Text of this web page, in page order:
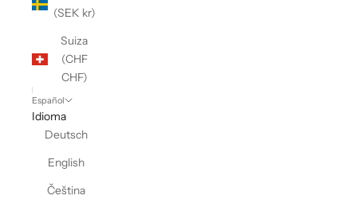
(SEK kr)
Suiza
(CHF
CHF)
Español
Idioma
Deutsch
English
Čeština